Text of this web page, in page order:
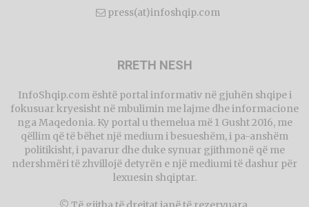
press(at)infoshqip.com
RRETH NESH
InfoShqip.com është portal informativ në gjuhën shqipe i
fokusuar kryesisht në mbulimin me lajme dhe informacione
nga Maqedonia. Ky portal u themelua më 1 Gusht 2016, me
qëllim që të bëhet një medium i besueshëm, i pa-anshëm
politikisht, i pavarur dhe duke synuar gjithmonë që me
ndershmëri të zhvillojë detyrën e një mediumi të dashur për
lexuesin shqiptar.